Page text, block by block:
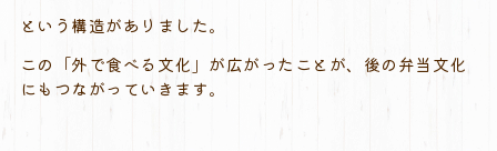
という構造がありました。
この「外で食べる文化」が広がったことが、後の弁当文化
にもつながっていきます。